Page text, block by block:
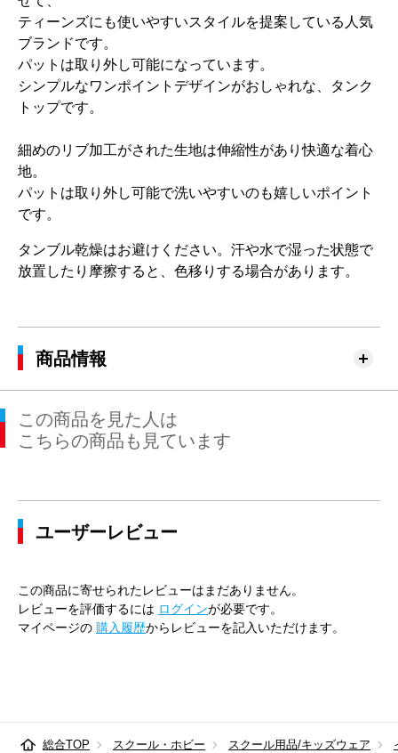
ティーンズにも使いやすいスタイルを提案している人気
ブランドです。
パットは取り外し可能になっています。
シンプルなワンポイントデザインがおしゃれな、タンク
トップです。
細めのリブ加工がされた生地は伸縮性があり快適な着心
地。
パットは取り外し可能で洗いやすいのも嬉しいポイント
です。
タンブル乾燥はお避けください。汗や水で湿った状態で
放置したり摩擦すると、色移りする場合があります。
商品情報
この商品を見た人は
こちらの商品も見ています
ユーザーレビュー
この商品に寄せられたレビューはまだありません。
レビューを評価するには ログインが必要です。
マイページの 購入履歴からレビューを記入いただけます。
総合TOP スクール・ホビー スクール用品/キッズウェア